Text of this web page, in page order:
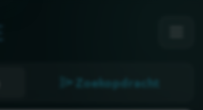
Zoekopdracht